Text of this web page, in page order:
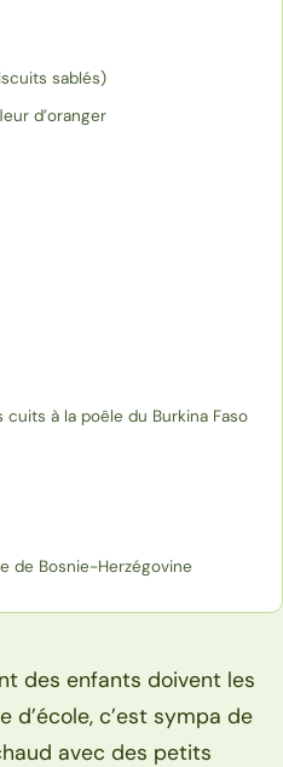
sablés)
d’oranger
cuits à la poêle du Burkina Faso
de Bosnie-Herzégovine
des enfants doivent les
d’école, c’est sympa de
avec des petits